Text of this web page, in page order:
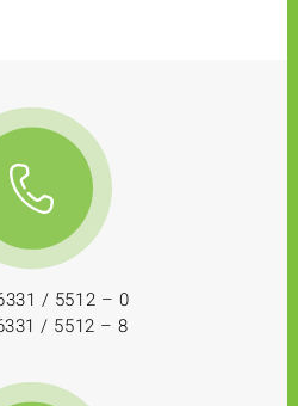
/ 5512 – 0
/ 5512 – 8